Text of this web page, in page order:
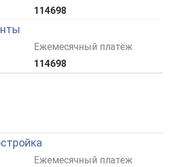
114698
Ежемесячный платёж
114698
Ежемесячный платёж